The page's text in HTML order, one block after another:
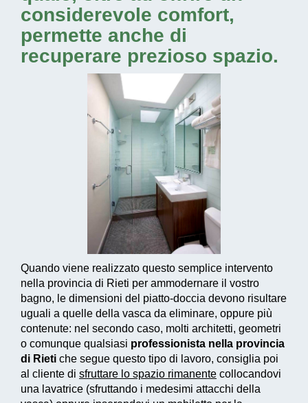
considerevole comfort,
permette anche di
recuperare prezioso spazio.
Quando viene realizzato questo semplice intervento
nella provincia di Rieti per ammodernare il vostro
bagno, le dimensioni del piatto-doccia devono risultare
uguali a quelle della vasca da eliminare, oppure più
contenute: nel secondo caso, molti architetti, geometri
o comunque qualsiasi professionista nella provincia
di Rieti che segue questo tipo di lavoro, consiglia poi
al cliente di sfruttare lo spazio rimanente collocandovi
una lavatrice (sfruttando i medesimi attacchi della